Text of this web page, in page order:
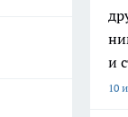
и
10